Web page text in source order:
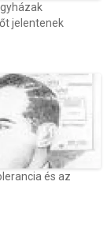
jelentenek
és az